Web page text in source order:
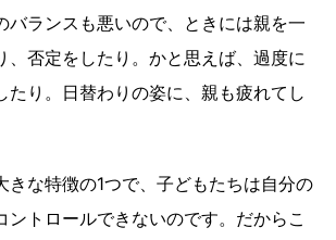
バランスも悪いので、ときには親を一
、否定をしたり。かと思えば、過度に
たり。日替わりの姿に、親も疲れてし
きな特徴の1つで、子どもたちは自分の
ントロールできないのです。だからこ